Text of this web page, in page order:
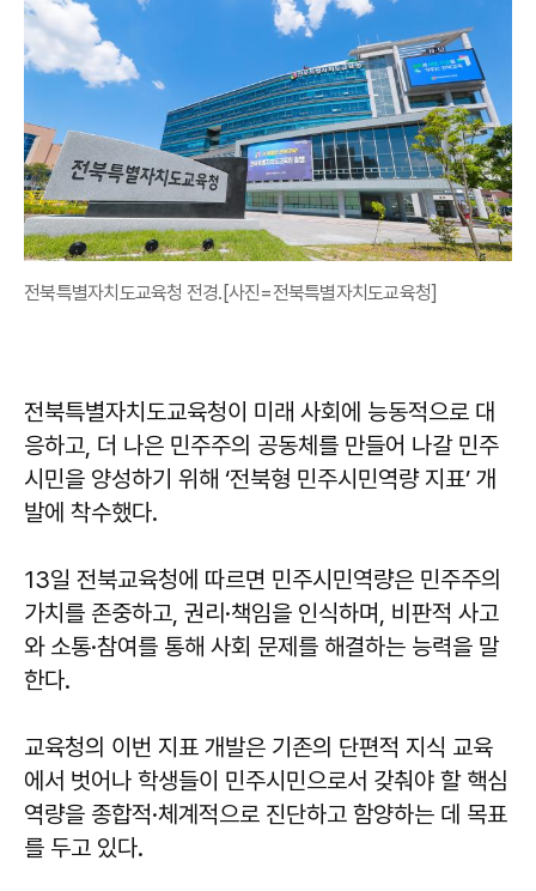
전북특별자치도교육청 전경.[사진=전북특별자치도교육청]
전북특별자치도교육청이 미래 사회에 능동적으로 대
응하고, 더 나은 민주주의 공동체를 만들어 나갈 민주
시민을 양성하기 위해 ‘전북형 민주시민역량 지표’ 개
발에 착수했다.
13일 전북교육청에 따르면 민주시민역량은 민주주의
가치를 존중하고, 권리·책임을 인식하며, 비판적 사고
와 소통·참여를 통해 사회 문제를 해결하는 능력을 말
한다.
교육청의 이번 지표 개발은 기존의 단편적 지식 교육
에서 벗어나 학생들이 민주시민으로서 갖춰야 할 핵심
역량을 종합적·체계적으로 진단하고 함양하는 데 목표
를 두고 있다.